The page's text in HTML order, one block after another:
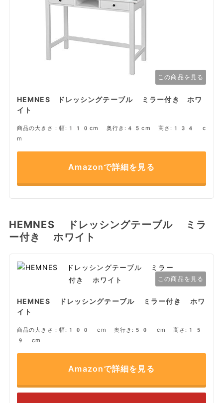
この商品を見る
HEMNES ドレッシングテーブル ミラー付き ホワ
イト
商品の大きさ：幅:110cm 奥行き:45cm 高さ:134 c
m
Amazonで詳細を見る
HEMNES ドレッシングテーブル ミラ
ー付き ホワイト
この商品を見る
HEMNES ドレッシングテーブル ミラー付き ホワ
イト
商品の大きさ：幅:100 cm 奥行き:50 cm 高さ:15
9 cm
Amazonで詳細を見る